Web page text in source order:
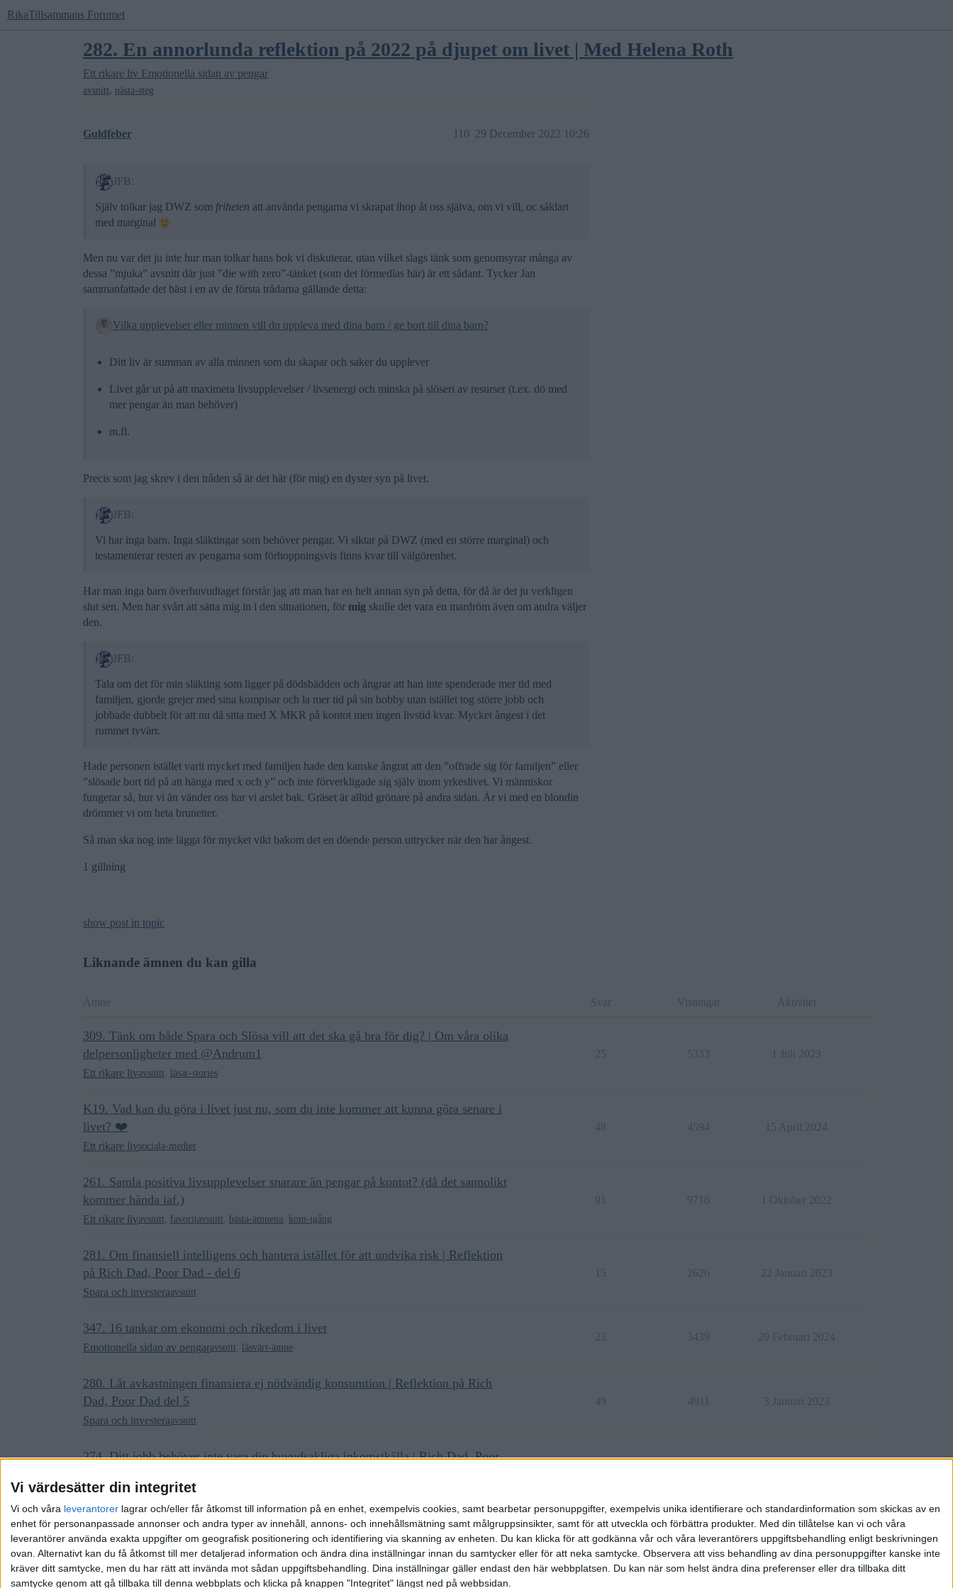
Vi värdesätter din integritet
Vi och våra leverantorer lagrar och/eller får åtkomst till information på en enhet, exempelvis cookies, samt bearbetar personuppgifter, exempelvis unika identifierare och standardinformation som skickas av en
enhet för personanpassade annonser och andra typer av innehåll, annons- och innehållsmätning samt målgruppsinsikter, samt för att utveckla och förbättra produkter. Med din tillåtelse kan vi och våra
leverantörer använda exakta uppgifter om geografisk positionering och identifiering via skanning av enheten. Du kan klicka för att godkänna vår och våra leverantörers uppgiftsbehandling enligt beskrivningen
ovan. Alternativt kan du få åtkomst till mer detaljerad information och ändra dina inställningar innan du samtycker eller för att neka samtycke. Observera att viss behandling av dina personuppgifter kanske inte
kräver ditt samtycke, men du har rätt att invända mot sådan uppgiftsbehandling. Dina inställningar gäller endast den här webbplatsen. Du kan när som helst ändra dina preferenser eller dra tillbaka ditt
samtycke genom att gå tillbaka till denna webbplats och klicka på knappen "Integritet" längst ned på webbsidan.
RikaTillsammans Forumet
282. En annorlunda reflektion på 2022 på djupet om livet | Med Helena Roth
Ett rikare liv Emotionella sidan av pengar
avsnitt, nästa-steg
Guldfeber 29 December 2022 10:26
110
JFB:
Själv tolkar jag DWZ som friheten att använda pengarna vi skrapat ihop åt oss själva, om vi vill, oc såklart
med marginal
Men nu var det ju inte hur man tolkar hans bok vi diskuterar, utan vilket slags tänk som genomsyrar många av
dessa ”mjuka” avsnitt där just ”die with zero”-tänket (som det förmedlas här) är ett sådant. Tycker Jan
sammanfattade det bäst i en av de första trådarna gällande detta:
Vilka upplevelser eller minnen vill du uppleva med dina barn / ge bort till dina barn?
Ditt liv är summan av alla minnen som du skapar och saker du upplever
Livet går ut på att maximera livsupplevelser / livsenergi och minska på slöseri av resurser (t.ex. dö med
mer pengar än man behöver)
m.fl.
Precis som jag skrev i den tråden så är det här (för mig) en dyster syn på livet.
JFB:
Vi har inga barn. Inga släktingar som behöver pengar. Vi siktar på DWZ (med en större marginal) och
testamenterar resten av pengarna som förhoppningsvis finns kvar till välgörenhet.
Har man inga barn överhuvudtaget förstår jag att man har en helt annan syn på detta, för då är det ju verkligen
slut sen. Men har svårt att sätta mig in i den situationen, för mig skulle det vara en mardröm även om andra väljer
den.
JFB:
Tala om det för min släkting som ligger på dödsbädden och ångrar att han inte spenderade mer tid med
familjen, gjorde grejer med sina kompisar och la mer tid på sin hobby utan istället tog större jobb och
jobbade dubbelt för att nu då sitta med X MKR på kontot men ingen livstid kvar. Mycket ångest i det
rummet tyvärr.
Hade personen istället varit mycket med familjen hade den kanske ångrat att den ”offrade sig för familjen” eller
”slösade bort tid på att hänga med x och y” och inte förverkligade sig själv inom yrkeslivet. Vi människor
fungerar så, hur vi än vänder oss har vi arslet bak. Gräset är alltid grönare på andra sidan. Är vi med en blondin
drömmer vi om heta brunetter.
Så man ska nog inte lägga för mycket vikt bakom det en döende person uttrycker när den har ångest.
1 gillning
show post in topic
Liknande ämnen du kan gilla
Ämne Svar Visningar Aktivitet
309. Tänk om både Spara och Slösa vill att det ska gå bra för dig? | Om våra olika
delpersonligheter med @Andrum1
Ett rikare livavsnitt läsar-stories
25 5333 1 Juli 2023
K19. Vad kan du göra i livet just nu, som du inte kommer att kunna göra senare i
livet? ❤️
Ett rikare livsociala-medier
48 4594 15 April 2024
261. Samla positiva livsupplevelser snarare än pengar på kontot? (då det sannolikt
kommer hända iaf.)
Ett rikare livavsnitt favoritavsnitt bästa-ämnena kom-igång
91 9716 1 Oktober 2022
281. Om finansiell intelligens och hantera istället för att undvika risk | Reflektion
på Rich Dad, Poor Dad - del 6
Spara och investeraavsnitt
15 2626 22 Januari 2023
347. 16 tankar om ekonomi och rikedom i livet
Emotionella sidan av pengaravsnitt läsvärt-ämne
23 3439 29 Februari 2024
280. Låt avkastningen finansiera ej nödvändig konsumtion | Reflektion på Rich
Dad, Poor Dad del 5
Spara och investeraavsnitt
49 4911 3 Januari 2023
274. Ditt jobb behöver inte vara din huvudsakliga inkomstkälla | Rich Dad, Poor
Vardagsekonomiavsnitt